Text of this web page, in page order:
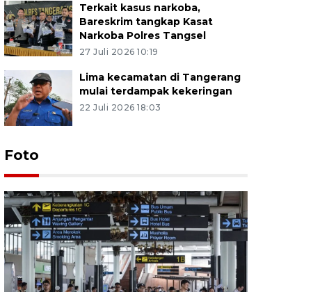
Terkait kasus narkoba,
Bareskrim tangkap Kasat
Narkoba Polres Tangsel
27 Juli 2026 10:19
Lima kecamatan di Tangerang
mulai terdampak kekeringan
22 Juli 2026 18:03
Foto